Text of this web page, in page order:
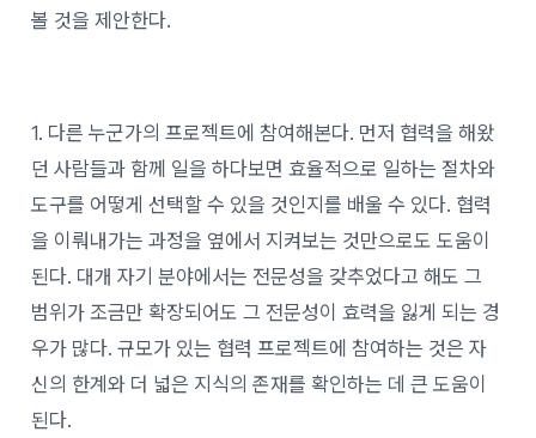
볼 것을 제안한다.
1. 다른 누군가의 프로젝트에 참여해본다. 먼저 협력을 해왔
던 사람들과 함께 일을 하다보면 효율적으로 일하는 절차와
도구를 어떻게 선택할 수 있을 것인지를 배울 수 있다. 협력
을 이뤄내가는 과정을 옆에서 지켜보는 것만으로도 도움이
된다. 대개 자기 분야에서는 전문성을 갖추었다고 해도 그
범위가 조금만 확장되어도 그 전문성이 효력을 잃게 되는 경
우가 많다. 규모가 있는 협력 프로젝트에 참여하는 것은 자
신의 한계와 더 넓은 지식의 존재를 확인하는 데 큰 도움이
된다.